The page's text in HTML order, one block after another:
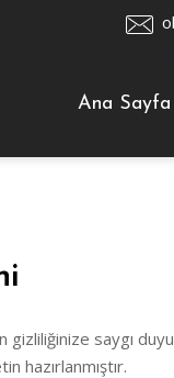
Ana Sayfa
gizliliğinize saygı
hazırlanmıştır.